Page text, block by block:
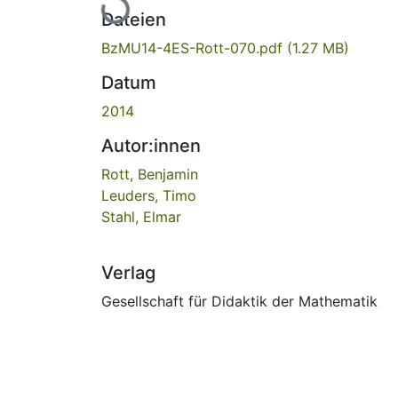
Dateien
BzMU14-4ES-Rott-070.pdf (1.27 MB)
Datum
2014
Autor:innen
Rott, Benjamin
Leuders, Timo
Stahl, Elmar
Verlag
Gesellschaft für Didaktik der Mathematik